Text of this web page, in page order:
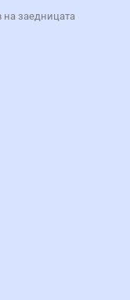
на заедницата